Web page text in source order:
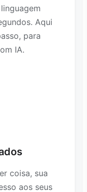
Aqui
para
IA.
coisa, sua
aos seus